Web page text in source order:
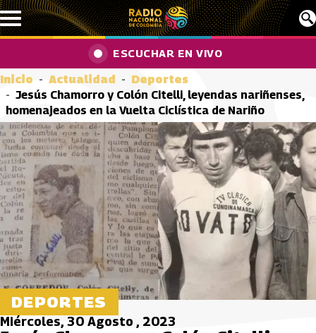
Pasar al contenido principal
ESCUCHAR EN VIVO
Inicio Actualidad
Deportes
Jesús Chamorro y Colón Citelli, leyendas nariñenses,
homenajeados en la Vuelta Ciclística de Nariño
DEPORTES
Miércoles, 30 Agosto , 2023